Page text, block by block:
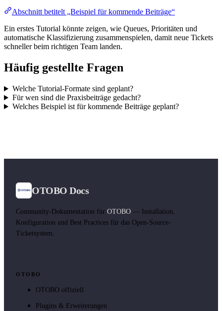
Abschnitt betitelt „Beispiel für kommende Beiträge“
Ein erstes Tutorial könnte zeigen, wie Queues, Prioritäten und
automatische Klassifizierung zusammenspielen, damit neue Tickets
schneller beim richtigen Team landen.
Häufig gestellte Fragen
Welche Tutorial-Formate sind geplant?
Für wen sind die Praxisbeiträge gedacht?
Welches Beispiel ist für kommende Beiträge geplant?
OTOBO Docs
Community-Dokumentation für OTOBO — Installation,
Konfiguration und Best Practices für das Open-Source-
Ticketsystem.
OTOBO
OTOBO offiziell
Plugins & Erweiterungen